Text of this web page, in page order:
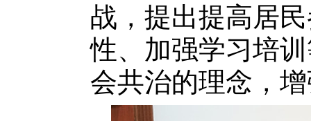
战，提出提高居
性、加强学习培
会共治的理念，